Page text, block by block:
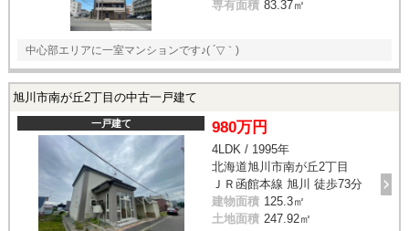
専有面積 83.37㎡
中心部エリアに一室マンションです♪( ´▽｀)
旭川市南が丘2丁目の中古一戸建て
一戸建て 980万円
4LDK / 1995年
北海道旭川市南が丘2丁目
ＪＲ函館本線 旭川 徒歩73分
建物面積 125.3㎡
土地面積 247.92㎡